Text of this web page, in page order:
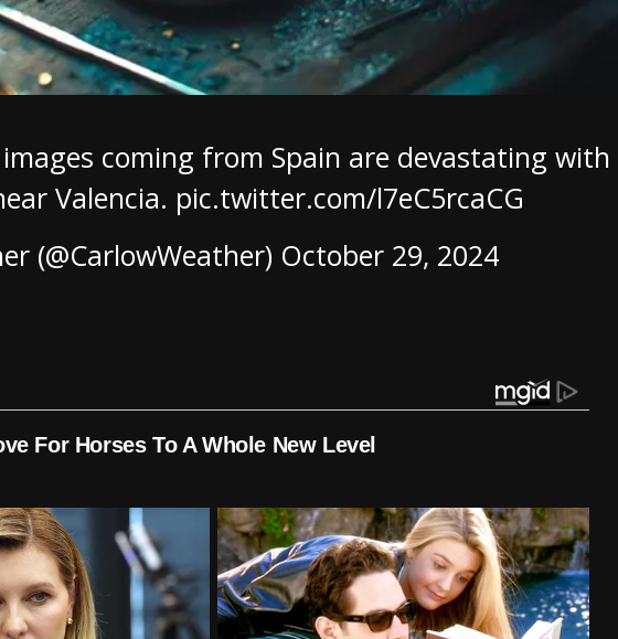
coming from Spain are devastating with
Valencia. pic.twitter.com/l7eC5rcaCG
(@CarlowWeather) October 29, 2024